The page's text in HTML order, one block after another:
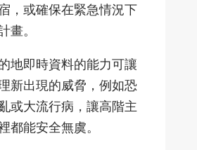
，或確保在緊急情況下
畫。
地即時資料的能力可讓
新出現的威脅，例如恐
或大流行病，讓高階主
都能安全無虞。